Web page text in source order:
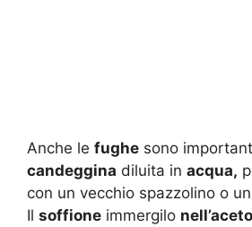
Anche le fughe sono
candeggina diluita in acqua,
con un vecchio spazzolino o
Il soffione immergilo